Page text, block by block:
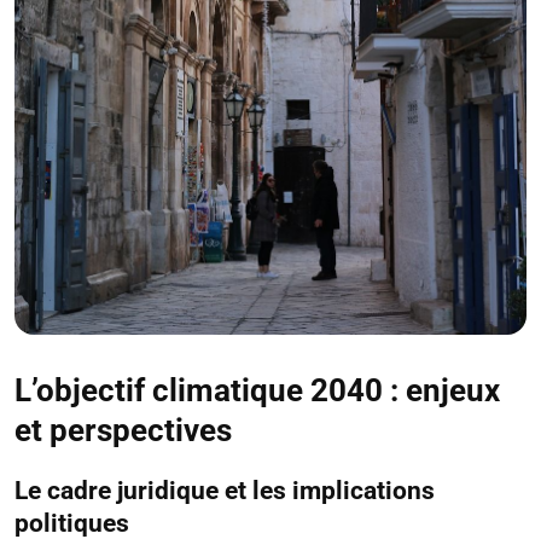
L’objectif climatique 2040 : enjeux
et perspectives
Le cadre juridique et les implications
politiques